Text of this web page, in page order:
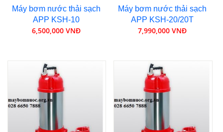
Máy bơm nước thải sạch
APP KSH-10
6,500,000 VNĐ
Máy bơm nước thải sạch
APP KSH-20/20T
7,990,000 VNĐ